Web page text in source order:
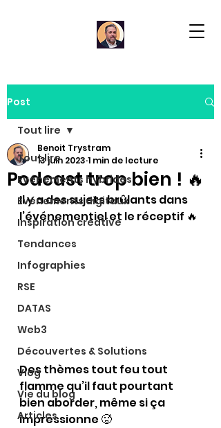
Post
Tout lire
Evénements hybrides
Evénements digitaux
Inspiration créative
Tendances
Infographies
RSE
DATAS
Web3
Découvertes & Solutions
Vlog
Vie du blog
Articles
Tout lire
Podcast trop bien ! 🔥
Benoit Trystram
13 juin 2023 1 min de lecture
Il y a des sujets brûlants dans
l’événementiel et le réceptif 🔥
Des thèmes tout feu tout
flamme qu’il faut pourtant
bien aborder, même si ça
impressionne 🥵